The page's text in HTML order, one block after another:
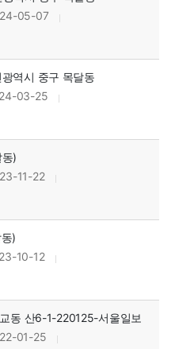
05-07
역시 중구 목달동
03-25
)
11-22
)
10-12
동 산6-1-220125-서울일보
01-25